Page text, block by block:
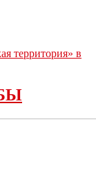
территория» в